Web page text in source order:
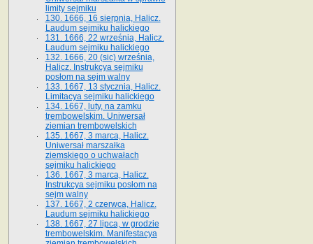
limity sejmiku
130. 1666, 16 sierpnia, Halicz.
Laudum sejmiku halickiego
131. 1666, 22 września, Halicz.
Laudum sejmiku halickiego
132. 1666, 20 (sic) września,
Halicz. Instrukcya sejmiku
posłom na sejm walny
133. 1667, 13 stycznia, Halicz.
Limitacya sejmiku halickiego
134. 1667, luty, na zamku
trembowelskim. Uniwersał
ziemian trembowelskich
135. 1667, 3 marca, Halicz.
Uniwersał marszałka
ziemskiego o uchwałach
sejmiku halickiego
136. 1667, 3 marca, Halicz.
Instrukcya sejmiku posłom na
sejm walny
137. 1667, 2 czerwca, Halicz.
Laudum sejmiku halickiego
138. 1667, 27 lipca, w grodzie
trembowelskim. Manifestacya